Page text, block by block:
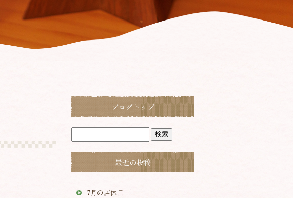
ブログトップ
最近の投稿
7月の店休日